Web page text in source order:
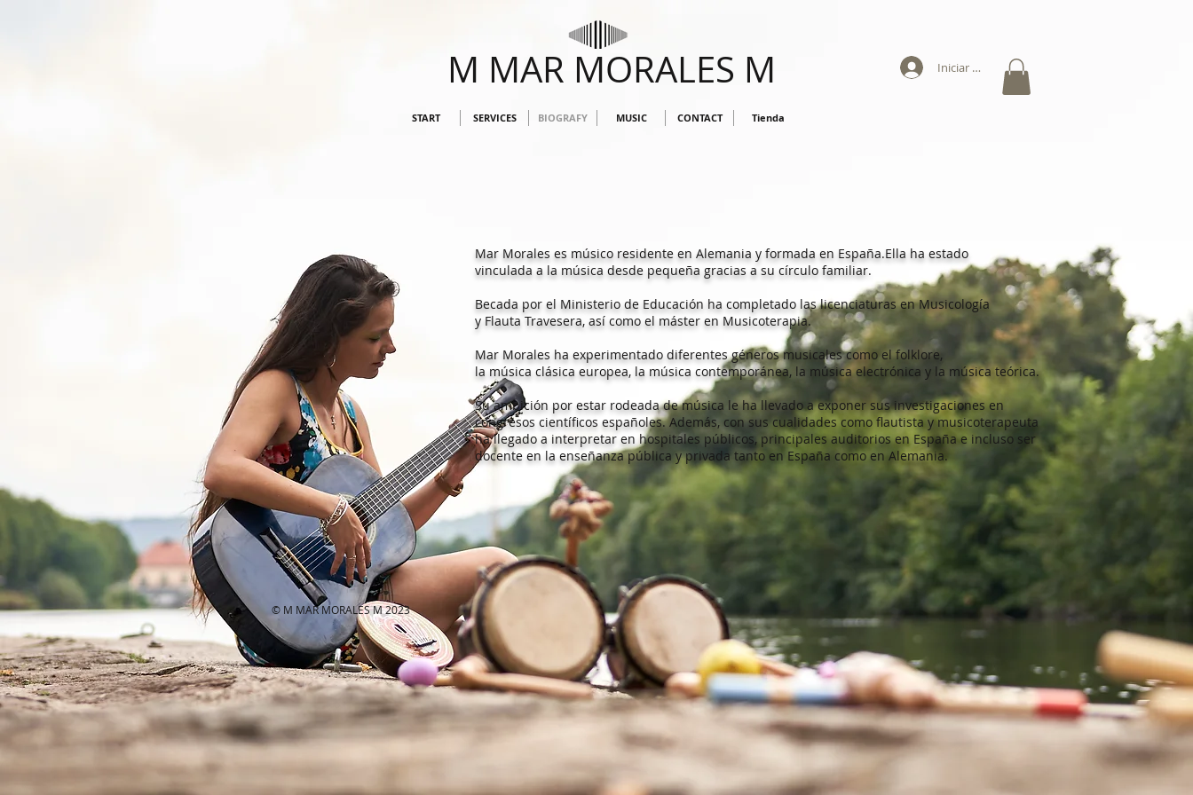
M MAR MORALES M Iniciar sesión
START SERVICES BIOGRAFY MUSIC CONTACT Tienda
Mar Morales es músico residente en Alemania y formada en España.Ella ha estado
vinculada a la música desde pequeña gracias a su círculo familiar.
Becada por el Ministerio de Educación ha completado las licenciaturas en Musicología
y Flauta Travesera, así como el máster en Musicoterapia.
Mar Morales ha experimentado diferentes géneros musicales como el folklore,
la música clásica europea, la música contemporánea, la música electrónica y la música teórica.
Su ambición por estar rodeada de música le ha llevado a exponer sus investigaciones en
congresos científicos españoles. Además, con sus cualidades como flautista y musicoterapeuta
ha llegado a interpretar en hospitales públicos, principales auditorios en España e incluso ser
docente en la enseñanza pública y privada tanto en España como en Alemania.
© M MAR MORALES M 2023